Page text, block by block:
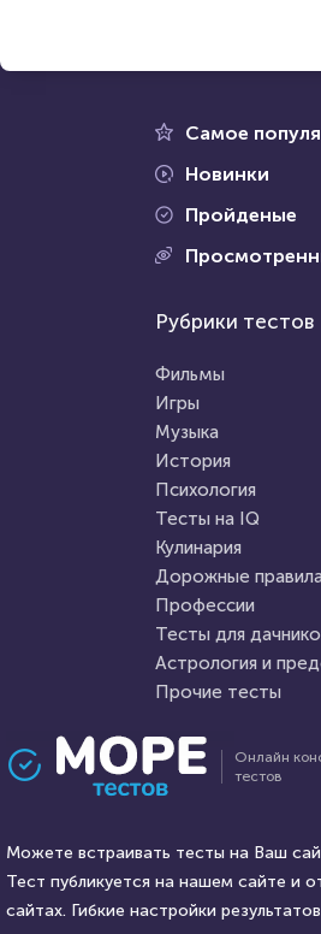
Онлайн
тестов
Можете встраивать тесты на Ваш
Тест публикуется на нашем сайте и
сайтах. Гибкие настройки
Рубрики тестов
Фильмы
Игры
Музыка
История
Психология
Тесты на IQ
Кулинария
Дорожные правила
Профессии
Тесты для
Астрология и
Прочие тесты
Самое
Новинки
Пройденые